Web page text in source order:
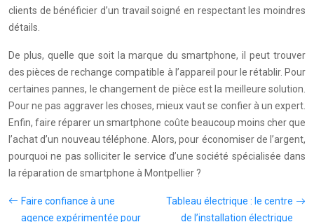
clients de bénéficier d’un travail soigné en respectant les moindres
détails.
De plus, quelle que soit la marque du smartphone, il peut trouver
des pièces de rechange compatible à l’appareil pour le rétablir. Pour
certaines pannes, le changement de pièce est la meilleure solution.
Pour ne pas aggraver les choses, mieux vaut se confier à un expert.
Enfin, faire réparer un smartphone coûte beaucoup moins cher que
l’achat d’un nouveau téléphone. Alors, pour économiser de l’argent,
pourquoi ne pas solliciter le service d’une société spécialisée dans
la réparation de smartphone à Montpellier ?
Faire confiance à une
agence expérimentée pour
Tableau électrique : le centre
de l’installation électrique